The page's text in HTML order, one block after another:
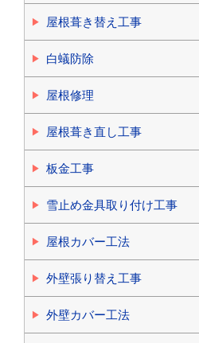
屋根葺き替え工事
白蟻防除
屋根修理
屋根葺き直し工事
板金工事
雪止め金具取り付け工事
屋根カバー工法
外壁張り替え工事
外壁カバー工法